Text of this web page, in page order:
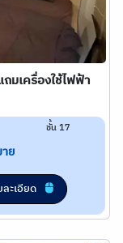
มเครื่องใช้ไฟฟ้า
ชั้น 17
ย
ะเอียด